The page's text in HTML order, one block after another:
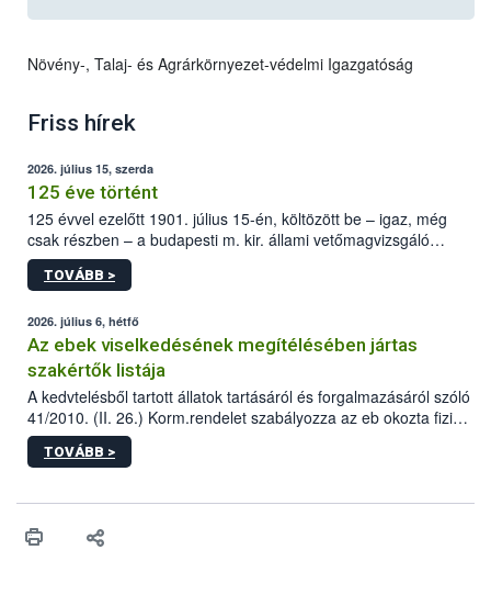
Növény-, Talaj- és Agrárkörnyezet-védelmi Igazgatóság
Friss hírek
2026. július 15, szerda
125 éve történt
125 évvel ezelőtt 1901. július 15-én, költözött be – igaz, még
csak részben – a budapesti m. kir. állami vetőmagvizsgáló
állomás a Kis Rókus utca 15. szám alatti, Czigler Győző által
tervezett új épületébe.
TOVÁBB >
2026. július 6, hétfő
Az ebek viselkedésének megítélésében jártas
szakértők listája
A kedvtelésből tartott állatok tartásáról és forgalmazásáról szóló
41/2010. (II. 26.) Korm.rendelet szabályozza az eb okozta fizikai
sérülés, illetve ennek veszélye keletkezésekor felmerülő
hatósági feladatokat, valamint a veszélyes eb tartását és annak
vonni az ebek viselkedésének megítélésében jártas szakértőt.
TOVÁBB >